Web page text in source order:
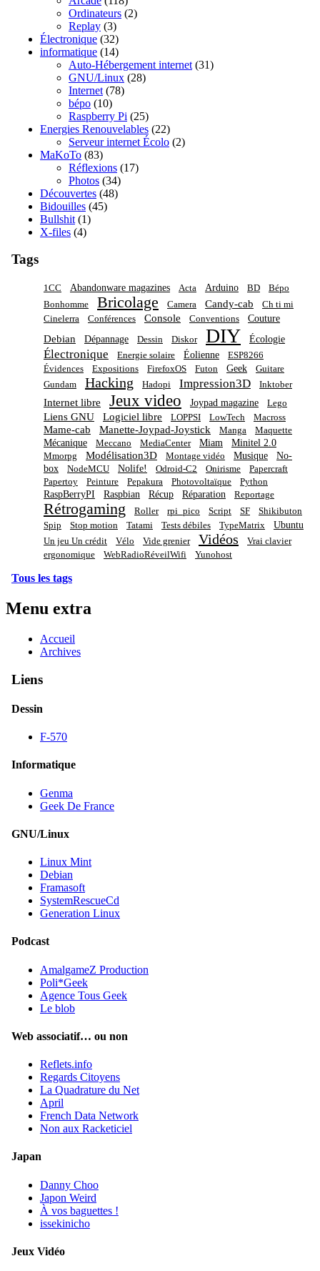
Ordinateurs (2)
Replay (3)
Électronique (32)
informatique (14)
Auto-Hébergement internet (31)
GNU/Linux (28)
Internet (78)
bépo (10)
Raspberry Pi (25)
Energies Renouvelables (22)
Serveur internet Écolo (2)
MaKoTo (83)
Réflexions (17)
Photos (34)
Découvertes (48)
Bidouilles (45)
Bullshit (1)
X-files (4)
Tags
1CC Abandonware magazines Acta Arduino BD
Bépo
Bonhomme
Bricolage Camera Candy-cab
Ch ti mi
Cinelerra
Conférences Console Conventions Couture
Debian Dépannage Dessin Diskor DIY Écologie
Électronique Energie solaire Éolienne
ESP8266
Évidences
Expositions FirefoxOS Futon Geek
Guitare
Gundam
Hacking Hadopi Impression3D Inktober
Internet libre Jeux video Joypad magazine Lego
Liens GNU Logiciel libre LOPPSI LowTech Macross
Mame-cab Manette-Joypad-Joystick Manga Maquette
Mécanique Meccano MediaCenter Miam Minitel 2.0
Mmorpg Modélisation3D Montage vidéo Musique
No-
box
NodeMCU Nolife! Odroid-C2 Onirisme
Papercraft
Papertoy
Peinture Pepakura Photovoltaïque Python
RaspBerryPI Raspbian Récup Réparation Reportage
Rétrogaming Roller rpi_pico Script SF
Shikibuton
Spip
Stop motion Tatami Tests débiles TypeMatrix Ubuntu
Un jeu Un crédit Vélo Vide grenier Vidéos
Vrai clavier
ergonomique
WebRadioRéveilWifi Yunohost
Tous les tags
Menu extra
Accueil
Archives
Liens
Dessin
F-570
Informatique
Genma
Geek De France
GNU/Linux
Linux Mint
Debian
Framasoft
SystemRescueCd
Generation Linux
Podcast
AmalgameZ Production
Poli*Geek
Agence Tous Geek
Le blob
Web associatif… ou non
Reflets.info
Regards Citoyens
La Quadrature du Net
April
French Data Network
Non aux Racketiciel
Japan
Danny Choo
Japon Weird
À vos baguettes !
issekinicho
Jeux Vidéo